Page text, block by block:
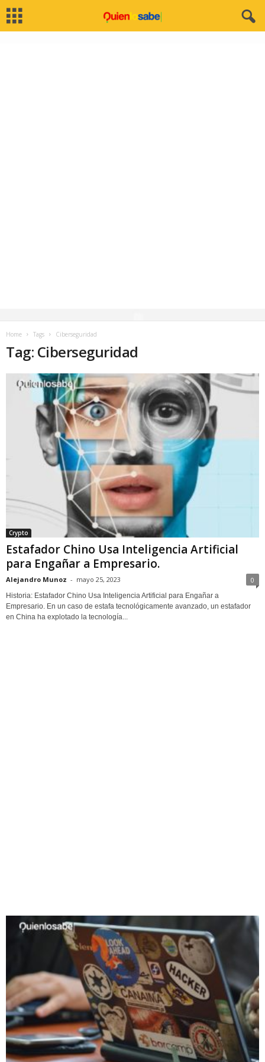
Home Tags Ciberseguridad
Tag: Ciberseguridad
Crypto
Estafador Chino Usa Inteligencia Artificial
para Engañar a Empresario.
Alejandro Munoz - mayo 25, 2023 0
Historia: Estafador Chino Usa Inteligencia Artificial para Engañar a
Empresario. En un caso de estafa tecnológicamente avanzado, un estafador
en China ha explotado la tecnología...